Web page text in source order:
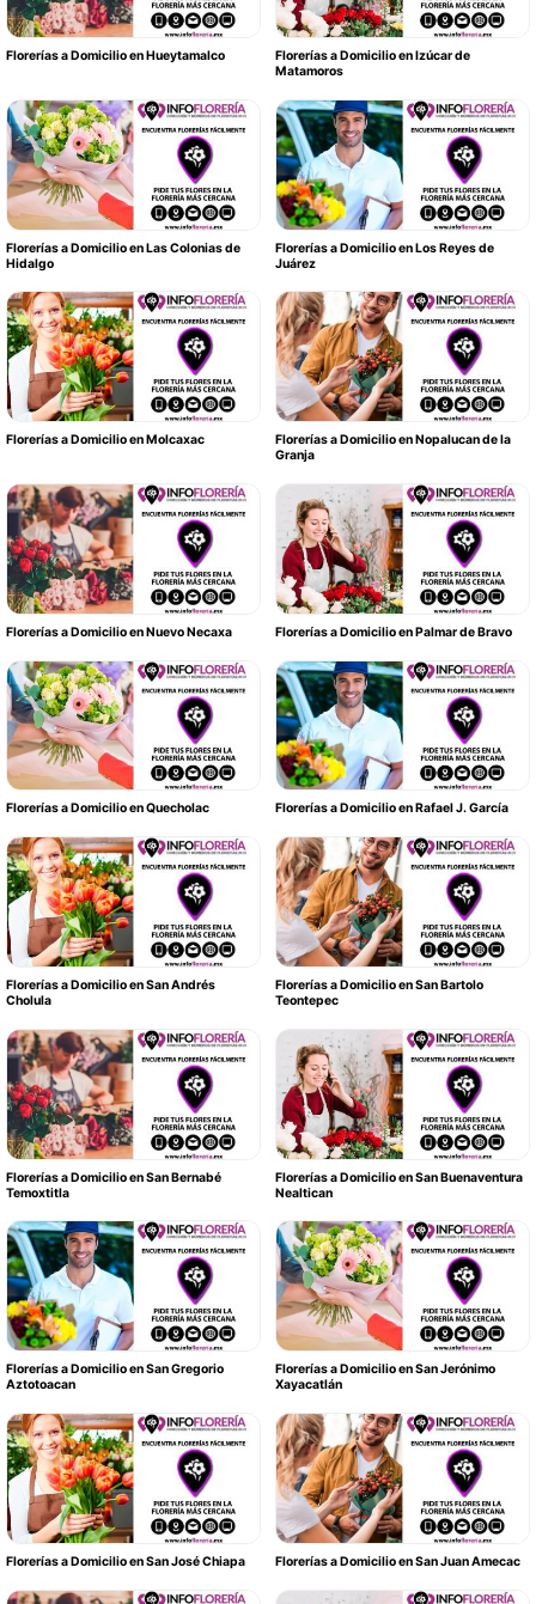
Florerías a Domicilio en Hueytamalco
Florerías a Domicilio en Izúcar de
Matamoros
Florerías a Domicilio en Las Colonias de
Hidalgo
Florerías a Domicilio en Los Reyes de
Juárez
Florerías a Domicilio en Molcaxac
Florerías a Domicilio en Nopalucan de la
Granja
Florerías a Domicilio en Nuevo Necaxa Florerías a Domicilio en Palmar de Bravo
Florerías a Domicilio en Quecholac Florerías a Domicilio en Rafael J. García
Florerías a Domicilio en San Andrés
Cholula
Florerías a Domicilio en San Bartolo
Teontepec
Florerías a Domicilio en San Bernabé
Temoxtitla
Florerías a Domicilio en San Buenaventura
Nealtican
Florerías a Domicilio en San Gregorio
Aztotoacan
Florerías a Domicilio en San Jerónimo
Xayacatlán
Florerías a Domicilio en San José Chiapa Florerías a Domicilio en San Juan Amecac